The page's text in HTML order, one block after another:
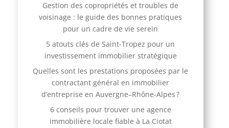
Gestion des copropriétés et troubles de
voisinage : le guide des bonnes pratiques
pour un cadre de vie serein
5 atouts clés de Saint-Tropez pour un
investissement immobilier stratégique
Quelles sont les prestations proposées par le
contractant général en immobilier
d’entreprise en Auvergne–Rhône-Alpes ?
6 conseils pour trouver une agence
immobilière locale fiable à La Ciotat